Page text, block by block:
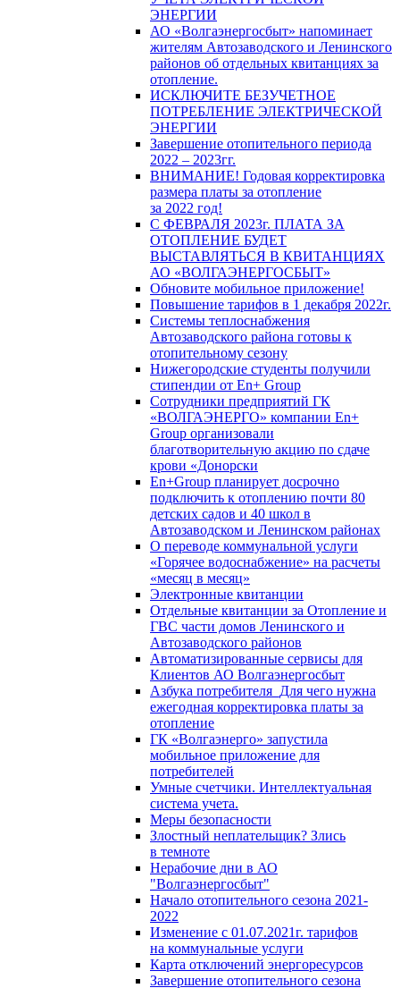
ЭНЕРГИИ
АО «Волгаэнергосбыт» напоминает
жителям Автозаводского и Ленинского
районов об отдельных квитанциях за
отопление.
ИСКЛЮЧИТЕ БЕЗУЧЕТНОЕ
ПОТРЕБЛЕНИЕ ЭЛЕКТРИЧЕСКОЙ
ЭНЕРГИИ
Завершение отопительного периода
2022 – 2023гг.
ВНИМАНИЕ! Годовая корректировка
размера платы за отопление
за 2022 год!
С ФЕВРАЛЯ 2023г. ПЛАТА ЗА
ОТОПЛЕНИЕ БУДЕТ
ВЫСТАВЛЯТЬСЯ В КВИТАНЦИЯХ
АО «ВОЛГАЭНЕРГОСБЫТ»
Обновите мобильное приложение!
Повышение тарифов в 1 декабря 2022г.
Системы теплоснабжения
Автозаводского района готовы к
отопительному сезону
Нижегородские студенты получили
стипендии от En+ Group
Сотрудники предприятий ГК
«ВОЛГАЭНЕРГО» компании En+
Group организовали
благотворительную акцию по сдаче
крови «Донорски
En+Group планирует досрочно
подключить к отоплению почти 80
детских садов и 40 школ в
Автозаводском и Ленинском районах
О переводе коммунальной услуги
«Горячее водоснабжение» на расчеты
«месяц в месяц»
Электронные квитанции
Отдельные квитанции за Отопление и
ГВС части домов Ленинского и
Автозаводского районов
Автоматизированные сервисы для
Клиентов АО Волгаэнергосбыт
Азбука потребителя_Для чего нужна
ежегодная корректировка платы за
отопление
ГК «Волгаэнерго» запустила
мобильное приложение для
потребителей
Умные счетчики. Интеллектуальная
система учета.
Меры безопасности
Злостный неплательщик? Злись
в темноте
Нерабочие дни в АО
"Волгаэнергосбыт"
Начало отопительного сезона 2021-
2022
Изменение с 01.07.2021г. тарифов
на коммунальные услуги
Карта отключений энергоресурсов
Завершение отопительного сезона